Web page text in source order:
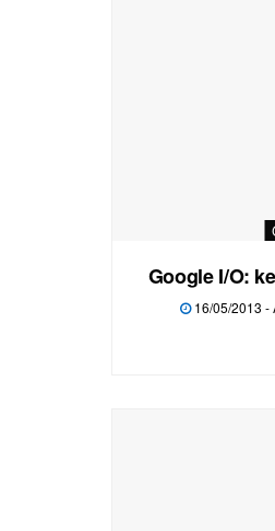
Google I/O:
16/05/2013 -